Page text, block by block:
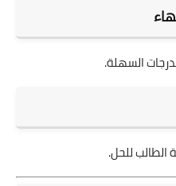
السهلة.
للحل.